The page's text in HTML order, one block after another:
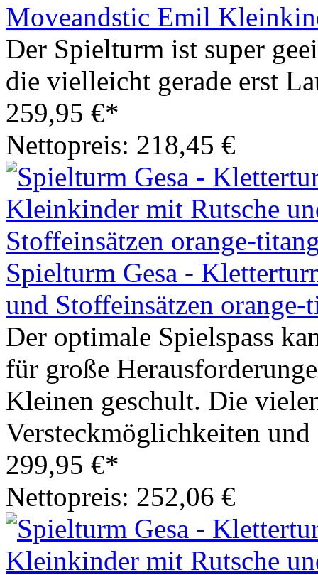
Moveandstic Emil
Der Spielturm ist super
die vielleicht gerade erst
259,95 €*
Nettopreis: 218,45 €
Spielturm Gesa -
und Stoffeinsätzen orange-
Der optimale Spielspass
für große
Kleinen geschult. Die
Versteckmöglichkeiten und
299,95 €*
Nettopreis: 252,06 €